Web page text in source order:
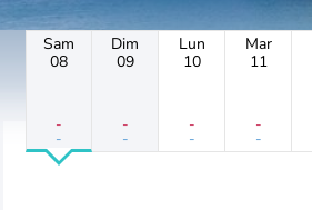
Sam
08
-
-
Dim
09
-
-
Lun
10
-
-
Mar
11
-
-